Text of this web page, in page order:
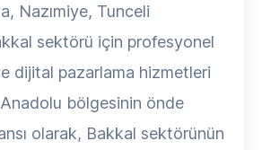
Nazımiye, Tunceli
sektörü için profesyonel
dijital pazarlama hizmetleri
bölgesinin önde
olarak, Bakkal sektörünün